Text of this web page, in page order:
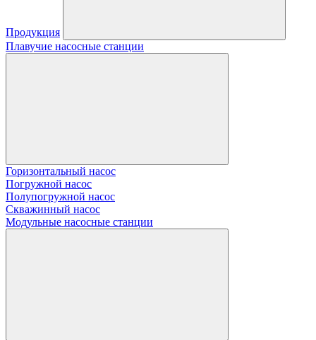
Продукция
Плавучие насосные станции
Горизонтальный насос
Погружной насос
Полупогружной насос
Скважинный насос
Модульные насосные станции